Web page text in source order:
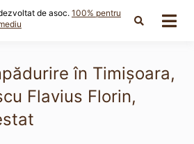
de asoc. 100% pentru
în Timișoara,
Flavius Florin,